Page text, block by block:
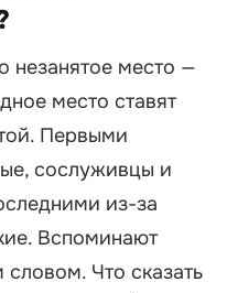
незанятое место —
место ставят
Первыми
сослуживцы и
из-за
Вспоминают
Что сказать